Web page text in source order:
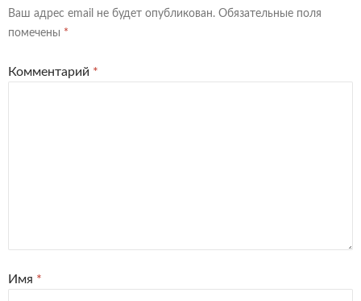
Ваш адрес email не будет опубликован. Обязательные поля
помечены *
Комментарий *
Имя *